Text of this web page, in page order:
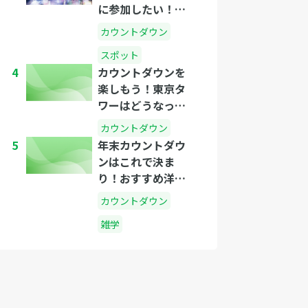
に参加したい！そ
んなあなたにおす
すめの関西周辺の
スポット
カウントダウン
スポット
4
カウントダウンを
楽しもう！東京タ
ワーはどうなって
いるのか
カウントダウン
5
年末カウントダウ
ンはこれで決ま
り！おすすめ洋楽3
選！
カウントダウン
雑学